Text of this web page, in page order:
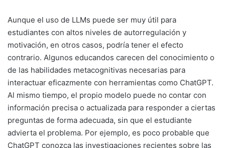
Aunque el uso de LLMs puede ser muy útil para
estudiantes con altos niveles de autorregulación y
motivación, en otros casos, podría tener el efecto
contrario. Algunos educandos carecen del conocimiento o
de las habilidades metacognitivas necesarias para
interactuar eficazmente con herramientas como ChatGPT.
Al mismo tiempo, el propio modelo puede no contar con
información precisa o actualizada para responder a ciertas
preguntas de forma adecuada, sin que el estudiante
advierta el problema. Por ejemplo, es poco probable que
ChatGPT conozca las investigaciones recientes sobre las